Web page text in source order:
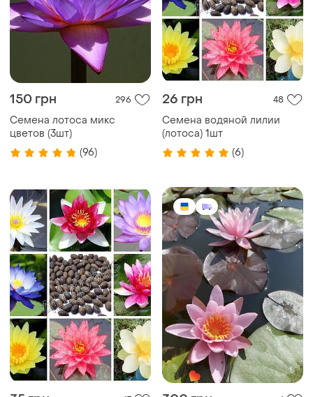
150 грн 296
Семена лотоса микс
цветов (3шт)
(96)
26 грн 48
Семена водяной лилии
(лотоса) 1шт
(6)